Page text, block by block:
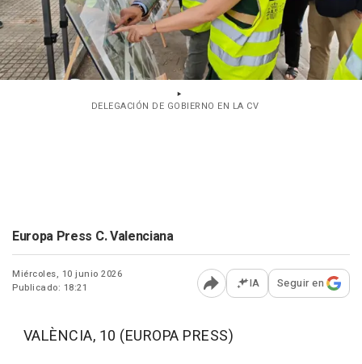
DELEGACIÓN DE GOBIERNO EN LA CV
Europa Press C. Valenciana
Miércoles, 10 junio 2026
Publicado: 18:21
Abrir opciones para
IA Seguir en
VALÈNCIA, 10 (EUROPA PRESS)